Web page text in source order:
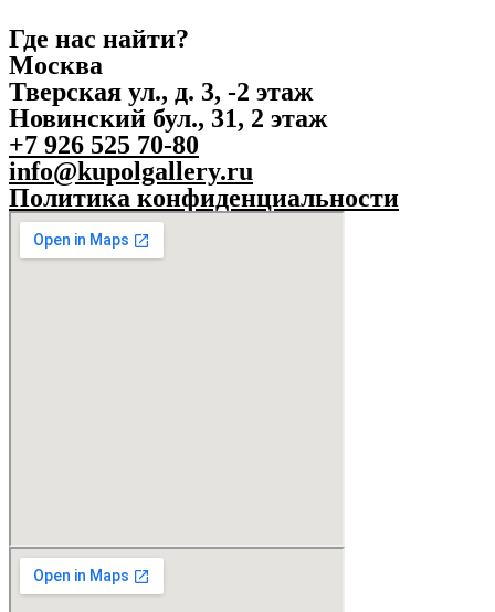
Где нас найти?
Москва
Тверская ул., д. 3, -2 этаж
Новинский бул., 31, 2 этаж
+7 926 525 70-80
info@kupolgallery.ru
Политика конфиденциальности